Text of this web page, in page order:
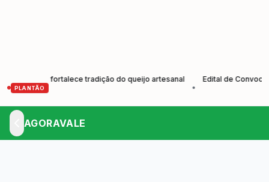
PLANTÃO
e fortalece tradição do queijo artesanal
Edital de Convocação
AGORAVALE